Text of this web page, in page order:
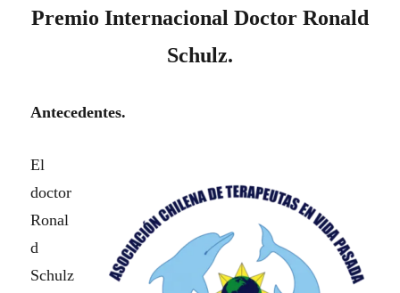
Premio Internacional Doctor Ronald
Schulz.
Antecedentes.
El
doctor
Ronal
d
Schulz